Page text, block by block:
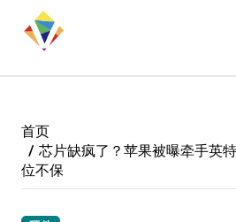
首页
芯片缺疯了？苹果被曝牵手英
位不保